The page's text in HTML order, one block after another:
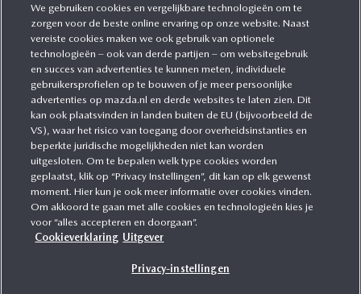
CATEGORIEËN
MEER INFORMATIE
MEER ERVAREN
We gebruiken cookies en vergelijkbare technologieën om te
zorgen voor de beste online ervaring op onze website. Naast
vereiste cookies maken we ook gebruik van optionele
technologieën – ook van derde partijen – om websitegebruik
en succes van advertenties te kunnen meten, individuele
gebruikersprofielen op te bouwen of je meer persoonlijke
advertenties op mazda.nl en derde websites te laten zien. Dit
kan ook plaatsvinden in landen buiten de EU (bijvoorbeeld de
VS), waar het risico van toegang door overheidsinstanties en
beperkte juridische mogelijkheden niet kan worden
uitgesloten. Om te bepalen welk type cookies worden
geplaatst, klik op “Privacy Instellingen”, dit kan op elk gewenst
moment. Hier kun je ook meer informatie over cookies vinden.
Om akkoord te gaan met alle cookies en technologieën kies je
voor “alles accepteren en doorgaan”.
Cookieverklaring Uitgever
Privacy-instellingen